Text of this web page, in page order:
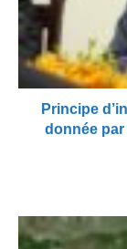
Principe
donnée par